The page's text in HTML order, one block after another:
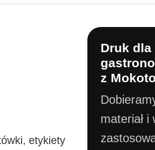
etykiety
Druk dla
z
materiał